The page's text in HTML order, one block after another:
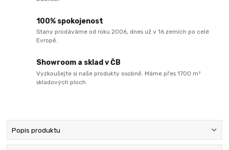
100% spokojenost
Stany prodáváme od roku 2006, dnes už v 16 zemích po celé
Evropě.
Showroom a sklad v ČB
Vyzkoušejte si naše produkty osobně. Máme přes 1700 m²
skladových ploch.
Popis produktu